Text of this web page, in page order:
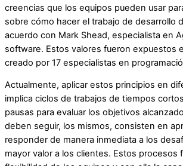
creencias que los equipos pueden usar
sobre cómo hacer el trabajo de desarrollo
acuerdo con Mark Shead, especialista en
software. Estos valores fueron expuestos
creado por 17 especialistas en
Actualmente, aplicar estos principios en
implica ciclos de trabajos de tiempos
pausas para evaluar los objetivos
deben seguir, los mismos, consisten en
responder de manera inmediata a los
mayor valor a los clientes. Estos procesos